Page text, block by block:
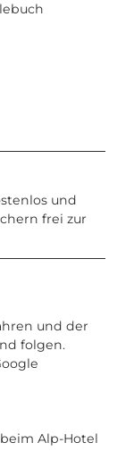
und
frei zur
und der
folgen.
Alp-Hotel